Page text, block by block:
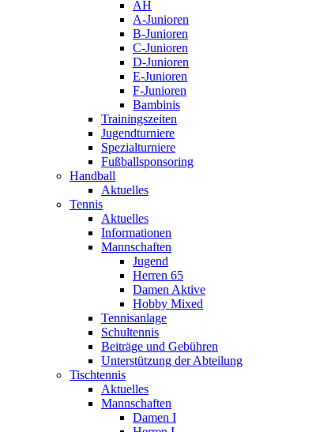
AH
A-Junioren
B-Junioren
C-Junioren
D-Junioren
E-Junioren
F-Junioren
Bambinis
Trainingszeiten
Jugendturniere
Spezialturniere
Fußballsponsoring
Handball
Aktuelles
Tennis
Aktuelles
Informationen
Mannschaften
Jugend
Herren 65
Damen Aktive
Hobby Mixed
Tennisanlage
Schultennis
Beiträge und Gebühren
Unterstützung der Abteilung
Tischtennis
Aktuelles
Mannschaften
Damen I